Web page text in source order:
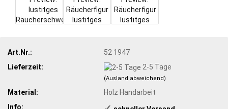
Art.Nr.:
52 1947
Lieferzeit:
2-5 Tage
(Ausland abweichend)
Material:
Holz Handarbeit
Info: